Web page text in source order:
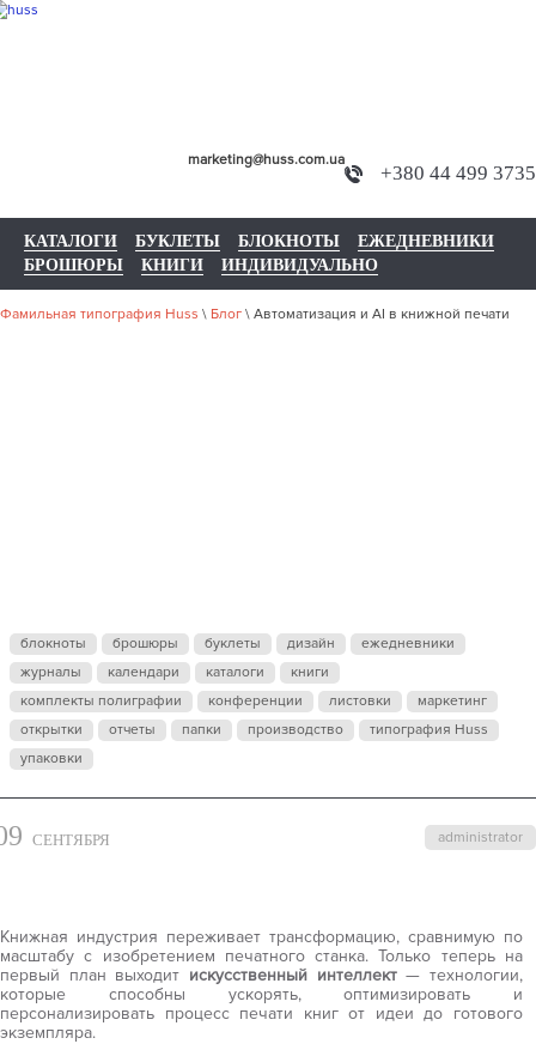
+380 44 499 3735
marketing@huss.com.ua
КАТАЛОГИ БУКЛЕТЫ БЛОКНОТЫ
ЕЖЕДНЕВНИКИ
БРОШЮРЫ
КНИГИ ИНДИВИДУАЛЬНО
Фамильная типография Huss \ Блог \ Автоматизация и AI в книжной печати
КНИЖНОЙ
ПЕЧАТИ
блокноты брошюры буклеты дизайн
ежедневники
журналы
календари каталоги
книги
комплекты полиграфии
конференции листовки
маркетинг
открытки
отчеты папки производство
типография Huss
упаковки
administrator
СЕНТЯБРЯ
Книжная индустрия переживает трансформацию, сравнимую по
масштабу с изобретением печатного станка. Только теперь на
первый план выходит искусственный интеллект— технологии,
которые способны ускорять, оптимизировать и
персонализировать процесс печати книг от идеи до готового
экземпляра.